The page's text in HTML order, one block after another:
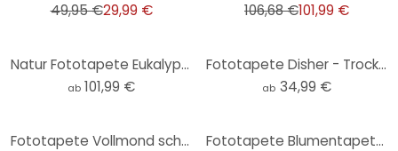
49,95 €29,99 €
106,68 €101,99 €
Natur Fototapete Eukalyptuswald in den Yarra Ranges - Colombo
ab 101,99 €
Fototapete Disher - Trockenblumen - Rund - Selbstklebend/Vlies
ab 34,99 €
Fototapete Vollmond schwarz-weiß - Rund - Selbstklebend/Vlies Fototapete Blumentapete - Wildblumen in Kreide-Optik Greige - Bloomery Decor